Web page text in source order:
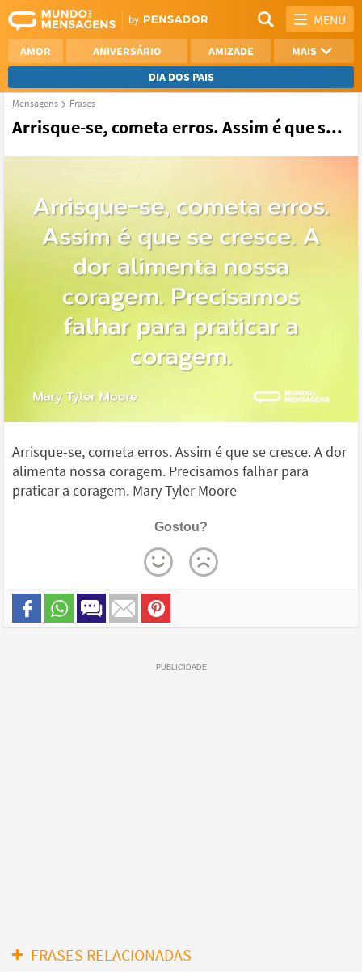
MENU
AMOR ANIVERSÁRIO AMIZADE
MAIS
DIA DOS PAIS
AGRADECIMENTO
Mensagens Frases
Arrisque-se, cometa erros. Assim é que s...
Arrisque-se, cometa erros. Assim é que se cresce. A dor
alimenta nossa coragem. Precisamos falhar para
praticar a coragem. Mary Tyler Moore
Gostou?
FRASES RELACIONADAS